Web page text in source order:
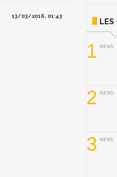
13/03/2016, 01:43
LES
1 NEWS
2 NEWS
3 NEWS